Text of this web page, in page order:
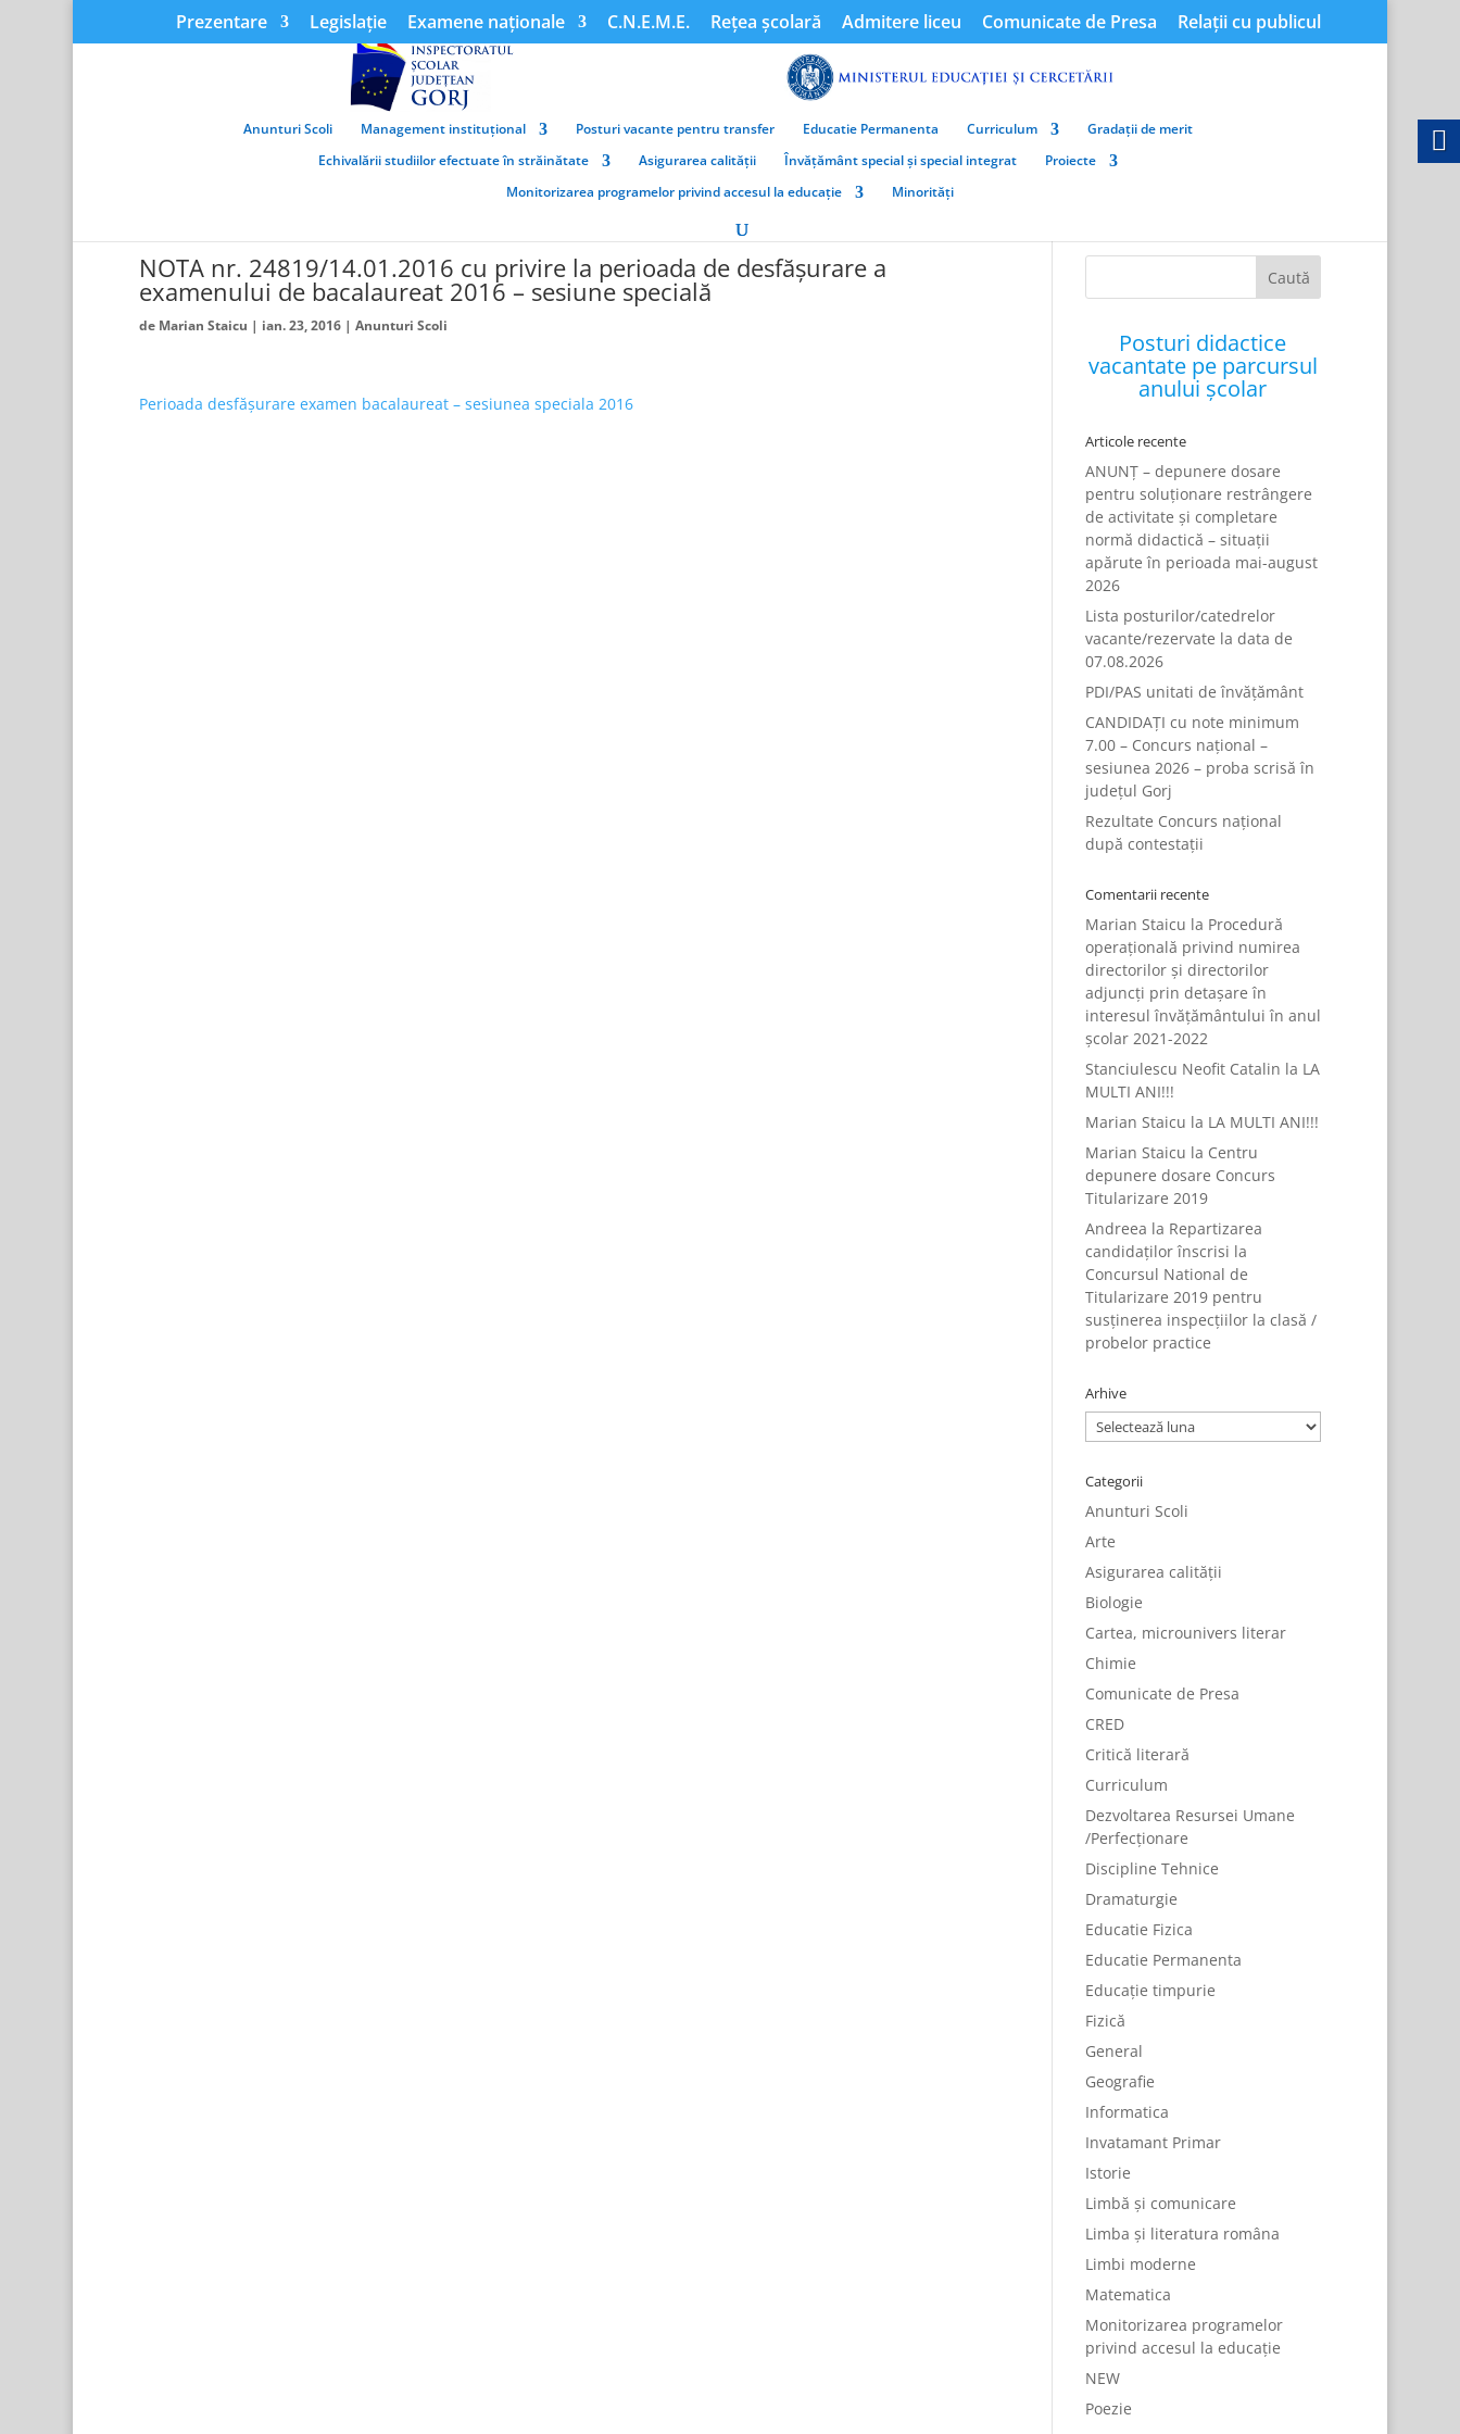
Prezentare Legislație Examene naționale C.N.E.M.E. Rețea școlară Admitere liceu Comunicate de Presa Relații cu publicul
Anunturi Scoli Management instituțional Posturi vacante pentru transfer Educatie Permanenta Curriculum
Gradații de merit
Echivalării studiilor efectuate în străinătate
Asigurarea calității Învățământ special și special integrat
Proiecte
Monitorizarea programelor privind accesul la educație
Minorități
NOTA nr. 24819/14.01.2016 cu privire la perioada de desfăşurare a
examenului de bacalaureat 2016 – sesiune specială
de Marian Staicu | ian. 23, 2016| Anunturi Scoli
Perioada desfășurare examen bacalaureat – sesiunea speciala 2016
Posturi didactice
vacantate pe parcursul
anului școlar
Articole recente
ANUNȚ – depunere dosare
pentru soluționare restrângere
de activitate și completare
normă didactică – situații
apărute în perioada mai-august
2026
Lista posturilor/catedrelor
vacante/rezervate la data de
07.08.2026
PDI/PAS unitati de învățământ
CANDIDAȚI cu note minimum
7.00 – Concurs național –
sesiunea 2026 – proba scrisă în
județul Gorj
Rezultate Concurs național
după contestații
Comentarii recente
Marian Staicu la Procedură
operațională privind numirea
directorilor și directorilor
adjuncți prin detașare în
interesul învățământului în anul
școlar 2021-2022
Stanciulescu Neofit Catalin la LA
MULTI ANI!!!
Marian Staicu la LA MULTI ANI!!!
Marian Staicu la Centru
depunere dosare Concurs
Titularizare 2019
Andreea la Repartizarea
candidaților înscrisi la
Concursul National de
Titularizare 2019 pentru
susținerea inspecțiilor la clasă /
probelor practice
Arhive
Arhive
Categorii
Anunturi Scoli
Arte
Asigurarea calității
Biologie
Cartea, microunivers literar
Chimie
Comunicate de Presa
CRED
Critică literară
Curriculum
Dezvoltarea Resursei Umane
/Perfecționare
Discipline Tehnice
Dramaturgie
Educatie Fizica
Educatie Permanenta
Educație timpurie
Fizică
General
Geografie
Informatica
Invatamant Primar
Istorie
Limbă și comunicare
Limba și literatura româna
Limbi moderne
Matematica
Monitorizarea programelor
privind accesul la educație
NEW
Poezie